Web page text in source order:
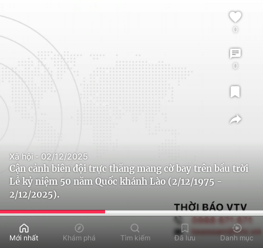
Cận cảnh biên đội trực thăng mang cờ bay trên bầu trời
Lễ kỷ niệm 50 năm Quốc khánh Lào (2/12/1975 -
2/12/2025).
Xã hội - 02/12/2025
0
0
Mới nhất Khám phá Tìm kiếm Đã lưu Danh mục